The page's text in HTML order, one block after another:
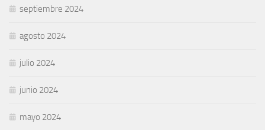
septiembre 2024
agosto 2024
julio 2024
junio 2024
mayo 2024